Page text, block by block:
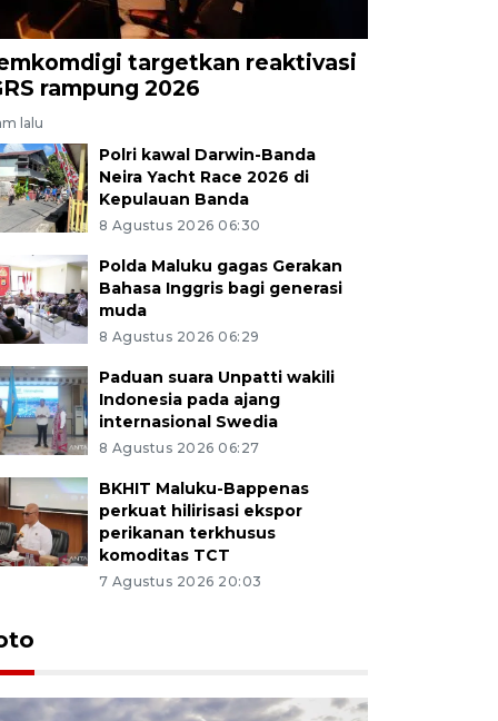
targetkan reaktivasi
rampung 2026
lalu
Polri kawal Darwin-Banda
Neira Yacht Race 2026 di
Kepulauan Banda
8 Agustus 2026 06:30
Polda Maluku gagas Gerakan
Bahasa Inggris bagi generasi
muda
8 Agustus 2026 06:29
Paduan suara Unpatti wakili
Indonesia pada ajang
internasional Swedia
8 Agustus 2026 06:27
BKHIT Maluku-Bappenas
perkuat hilirisasi ekspor
perikanan terkhusus
komoditas TCT
7 Agustus 2026 20:03